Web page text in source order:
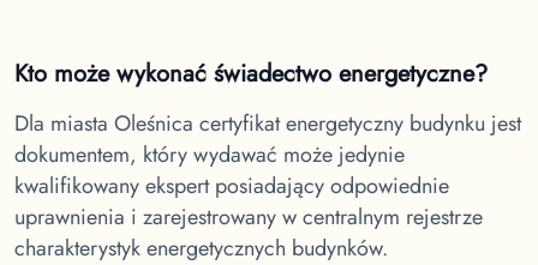
Kto może wykonać świadectwo energetyczne?
Dla miasta Oleśnica certyfikat energetyczny budynku jest
dokumentem, który wydawać może jedynie
kwalifikowany ekspert posiadający odpowiednie
uprawnienia i zarejestrowany w centralnym rejestrze
charakterystyk energetycznych budynków.